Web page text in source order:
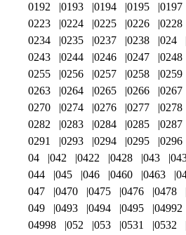
0192 0193 0194 0195 0197
0223
0224 0225 0226 0228
0234
0235 0237 0238 024
0243
0244 0246 0247 0248
0255
0256 0257 0258 0259
0263
0264 0265 0266 0267
0270
0274 0276 0277 0278
0282
0283 0284 0285 0287
0291
0293 0294 0295 0296
04
042 0422 0428 043
044
045 046 0460 0463
047
0470 0475 0476 0478
049
0493 0494 0495 04992
04998
052 053 0531 0532